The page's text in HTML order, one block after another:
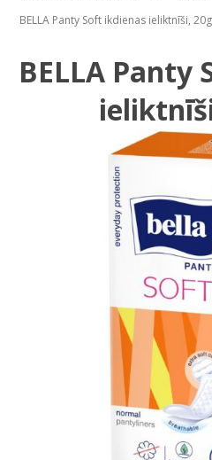
BELLA Panty Soft ikdienas ieliktnīši,
BELLA Panty